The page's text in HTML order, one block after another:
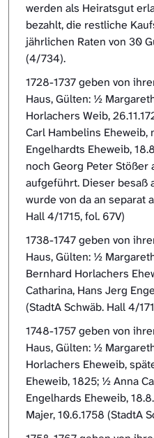
werden als Heiratsgut
bezahlt, die restliche
jährlichen Raten von 30
(4/734).
1728-1737 geben von
Haus, Gülten: ½
Horlachers Weib,
Carl Hambelins Eheweib,
Engelhardts Eheweib,
noch Georg Peter Stößer
aufgeführt. Dieser besaß
wurde von da an separat
Hall 4/1715, fol. 67V)
1738-1747 geben von
Haus, Gülten: ½
Bernhard Horlachers
Catharina, Hans Jerg
(StadtA Schwäb. Hall 4/
1748-1757 geben von
Haus, Gülten: ½
Horlachers Eheweib,
Eheweib, 1825; ½ Anna
Engelhards Eheweib,
Majer, 10.6.1758 (StadtA